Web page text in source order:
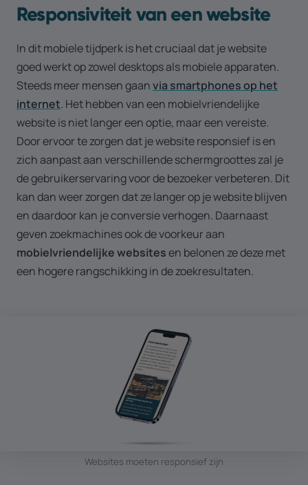
Responsiviteit van een website
In dit mobiele tijdperk is het cruciaal dat je website
goed werkt op zowel desktops als mobiele apparaten.
Steeds meer mensen gaanvia smartphones op het
internet. Het hebben van een mobielvriendelijke
website is niet langer een optie, maar een vereiste.
Door ervoor te zorgen dat je website responsief is en
zich aanpast aan verschillende schermgroottes zal je
de gebruikerservaring voor de bezoeker verbeteren. Dit
kan dan weer zorgen dat ze langer op je website blijven
en daardoor kan je conversie verhogen. Daarnaast
geven zoekmachines ook de voorkeur aan
mobielvriendelijke websitesen belonen ze deze met
een hogere rangschikking in de zoekresultaten.
Websites moeten responsief zijn